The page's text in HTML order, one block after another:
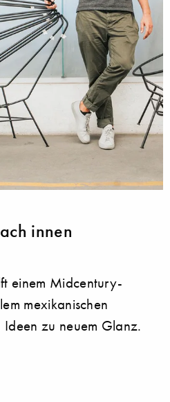
innen
einem Midcentury-
mexikanischen
zu neuem Glanz.